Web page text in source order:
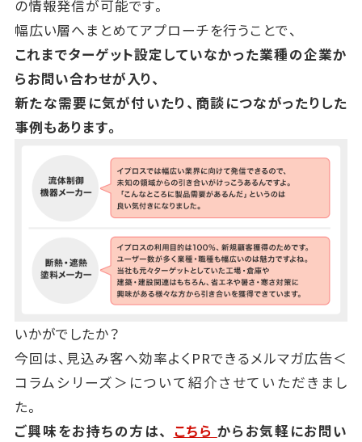
の情報発信が可能です。
幅広い層へまとめてアプローチを行うことで、
これまでターゲット設定していなかった業種の企業か
らお問い合わせが入り、
新たな需要に気が付いたり、商談につながったりした
事例もあります。
いかがでしたか？
今回は、見込み客へ効率よくPRできるメルマガ広告＜
コラムシリーズ＞について紹介させていただきまし
た。
ご興味をお持ちの方は、 こちら からお気軽にお問い